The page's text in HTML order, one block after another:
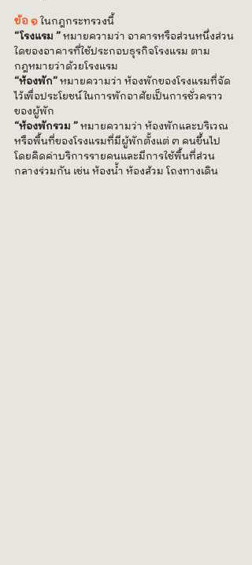
ข้อ ๑ ในกฎกระทรวงนี้
“โรงแรม ” หมายความว่า อาคารหรือส่วนหนึ่งส่วน
ใดของอาคารที่ใช้ประกอบธุรกิจโรงแรม ตาม
กฎหมายว่าด้วยโรงแรม
“ห้องพัก” หมายความว่า ห้องพักของโรงแรมที่จัด
ไว้เพื่อประโยชน์ในการพักอาศัยเป็นการชั่วคราว
ของผู้พัก
“ห้องพักรวม ” หมายความว่า ห้องพักและบริเวณ
หรือพื้นที่ของโรงแรมที่มีผู้พักตั้งแต่ ๓ คนขึ้นไป
โดยคิดค่าบริการรายคนและมีการใช้พื้นที่ส่วน
กลางร่วมกัน เช่น ห้องน้ำ ห้องส้วม โถงทางเดิน